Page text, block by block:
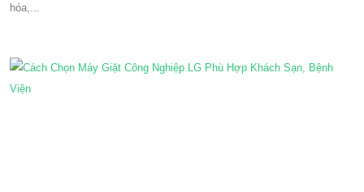
hóa,...